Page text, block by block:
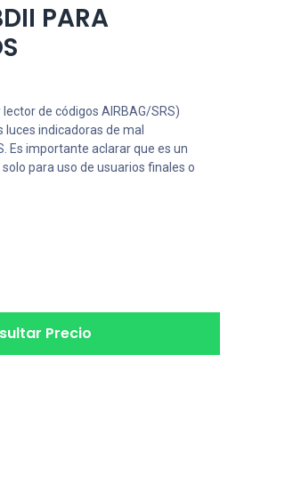
PARA
de códigos AIRBAG/SRS)
indicadoras de mal
Es importante aclarar que es un
para uso de usuarios finales o
Precio